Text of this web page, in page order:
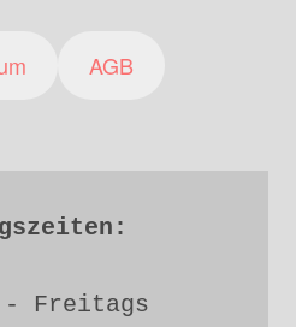
AGB
- Freitags